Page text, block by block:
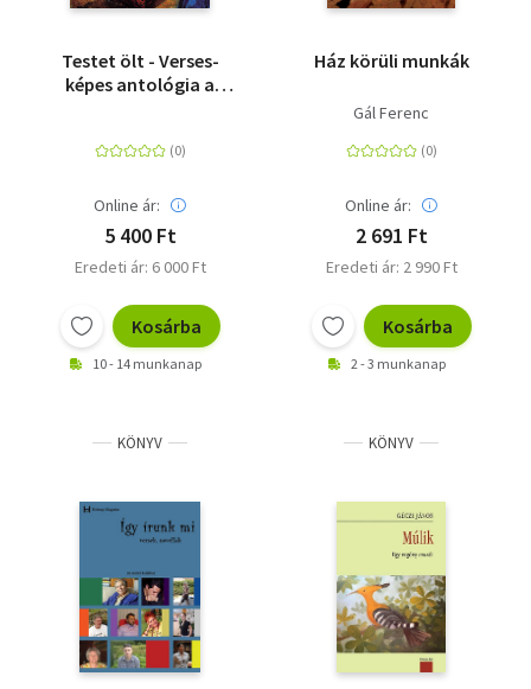
Testet ölt - Verses-
képes antológia a
Online ár:
5 400 Ft
Eredeti ár: 6 000 Ft
Kosárba
10 - 14 munkanap
Ház körüli munkák
Gál Ferenc
Online ár:
2 691 Ft
Eredeti ár: 2 990 Ft
Kosárba
2 - 3 munkanap
KÖNYV KÖNYV